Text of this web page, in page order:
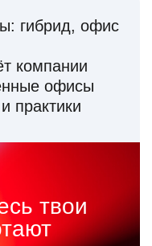
гибрид, офис
компании
офисы
практики
твои